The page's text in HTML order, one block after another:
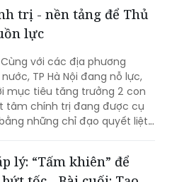
Cùng với các địa phương
TP Hà Nội đang nỗ lực,
mục tiêu tăng trưởng 2 con
tâm chính trị đang được cụ
những chỉ đạo quyết liệt,
đồng bộ và tinh thần dám
làm. Đây chính là những
trọng để TP khơi dậy
đô phát huy mọi nguồn
bứt phá trong giai đoạn
lý: “Tấm khiên” để
doanh nghiệp yên